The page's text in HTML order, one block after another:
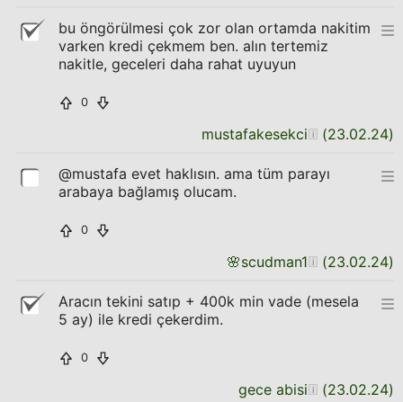
bu öngörülmesi çok zor olan ortamda nakitim
varken kredi çekmem ben. alın tertemiz
nakitle, geceleri daha rahat uyuyun
0
mustafakesekci (23.02.24)
@mustafa evet haklısın. ama tüm parayı
arabaya bağlamış olucam.
0
🌸scudman1 (23.02.24)
Aracın tekini satıp + 400k min vade (mesela
5 ay) ile kredi çekerdim.
0
gece abisi (23.02.24)